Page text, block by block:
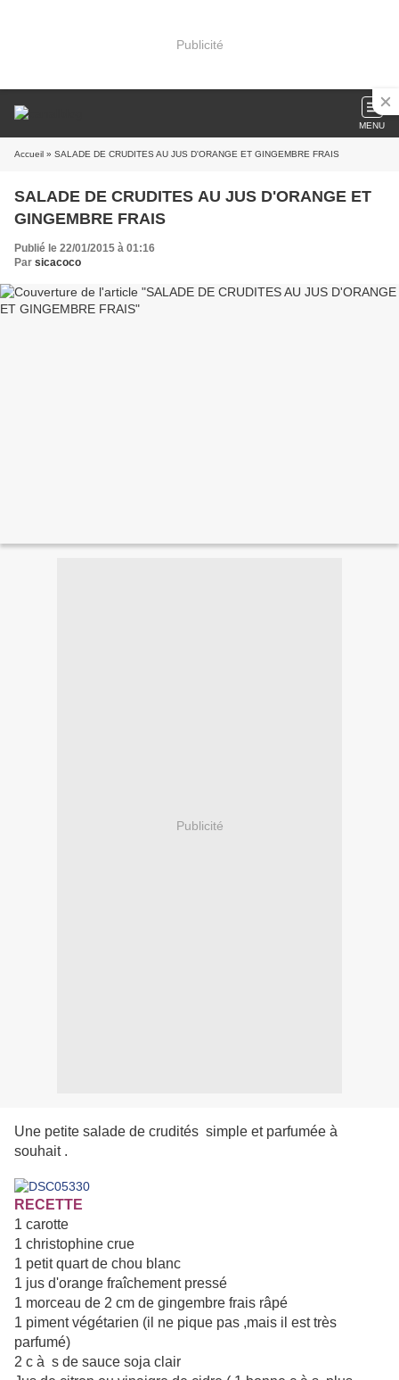
Publicité
MENU
Accueil » SALADE DE CRUDITES AU JUS D'ORANGE ET GINGEMBRE FRAIS
SALADE DE CRUDITES AU JUS D'ORANGE ET
GINGEMBRE FRAIS
Publié le 22/01/2015 à 01:16
Par sicacoco
Publicité
Une petite salade de crudités simple et parfumée à
souhait .
RECETTE
1 carotte
1 christophine crue
1 petit quart de chou blanc
1 jus d'orange fraîchement pressé
1 morceau de 2 cm de gingembre frais râpé
1 piment végétarien (il ne pique pas ,mais il est très
parfumé)
2 c à s de sauce soja clair